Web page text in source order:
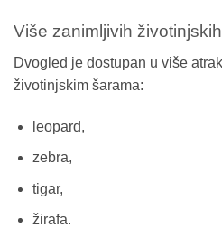
Više zanimljivih
Dvogled je dostupan u više
životinjskim šarama:
leopard,
zebra,
tigar,
žirafa.